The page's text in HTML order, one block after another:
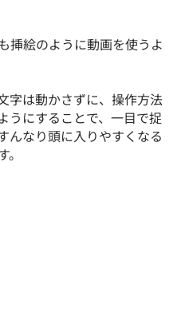
挿絵のように動画を使うよ
字は動かさずに、操作方法
うにすることで、一目で捉
んなり頭に入りやすくなる